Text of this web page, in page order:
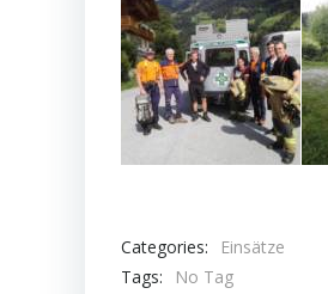
Categories:
Einsätze
Tags:
No Tag